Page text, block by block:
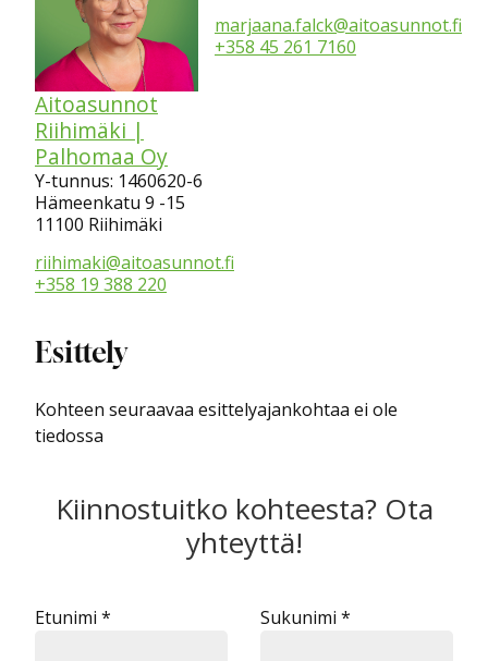
marjaana.falck@aitoasunnot.fi
+358 45 261 7160
Aitoasunnot
Riihimäki |
Palhomaa Oy
Y-tunnus: 1460620-6
Hämeenkatu 9 -15
11100 Riihimäki
riihimaki@aitoasunnot.fi
+358 19 388 220
Esittely
Kohteen seuraavaa esittelyajankohtaa ei ole
tiedossa
Kiinnostuitko kohteesta? Ota
yhteyttä!
Etunimi * Sukunimi *